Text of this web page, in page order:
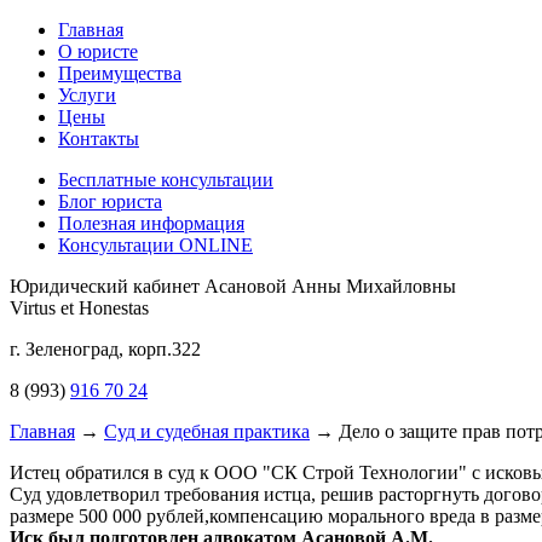
Главная
О юристе
Преимущества
Услуги
Цены
Контакты
Бесплатные консультации
Блог юриста
Полезная информация
Консультации ONLINE
Юридический кабинет Асановой Анны Михайловны
Virtus et Honestas
г. Зеленоград, корп.322
8 (993) 916 70 24
Главная → Суд и судебная практика → Дело о защите прав
Истец обратился в суд к ООО "СК Строй Технологии" с
Суд удовлетворил требования истца, решив расторгнуть
размере 500 000 рублей,компенсацию морального вреда в
Иск был подготовлен адвокатом Асановой А.М.